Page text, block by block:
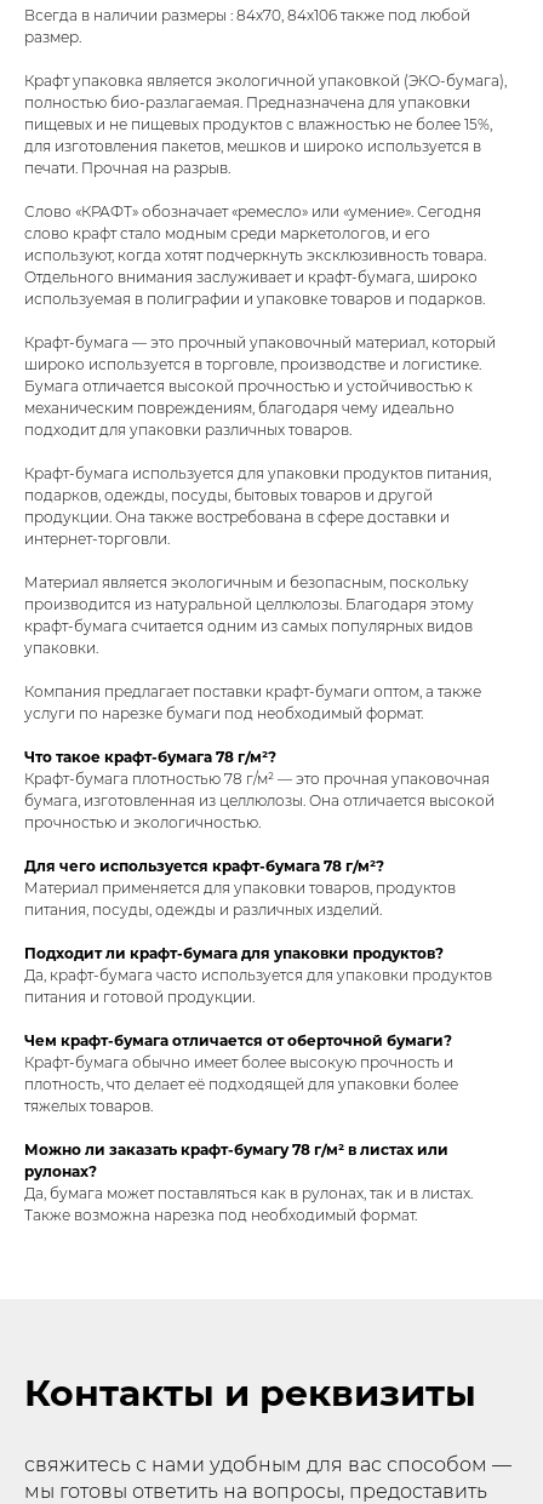
Всегда в наличии размеры : 84х70, 84х106 также под любой
размер.
Крафт упаковка является экологичной упаковкой (ЭКО-бумага),
полностью био-разлагаемая. Предназначена для упаковки
пищевых и не пищевых продуктов с влажностью не более 15%,
для изготовления пакетов, мешков и широко используется в
печати. Прочная на разрыв.
Слово «КРАФТ» обозначает «ремесло» или «умение». Сегодня
слово крафт стало модным среди маркетологов, и его
используют, когда хотят подчеркнуть эксклюзивность товара.
Отдельного внимания заслуживает и крафт-бумага, широко
используемая в полиграфии и упаковке товаров и подарков.
Крафт-бумага — это прочный упаковочный материал, который
широко используется в торговле, производстве и логистике.
Бумага отличается высокой прочностью и устойчивостью к
механическим повреждениям, благодаря чему идеально
подходит для упаковки различных товаров.
Крафт-бумага используется для упаковки продуктов питания,
подарков, одежды, посуды, бытовых товаров и другой
продукции. Она также востребована в сфере доставки и
интернет-торговли.
Материал является экологичным и безопасным, поскольку
производится из натуральной целлюлозы. Благодаря этому
крафт-бумага считается одним из самых популярных видов
упаковки.
Компания предлагает поставки крафт-бумаги оптом, а также
услуги по нарезке бумаги под необходимый формат.
Что такое крафт-бумага 78 г/м²?
Крафт-бумага плотностью 78 г/м² — это прочная упаковочная
бумага, изготовленная из целлюлозы. Она отличается высокой
прочностью и экологичностью.
Для чего используется крафт-бумага 78 г/м²?
Материал применяется для упаковки товаров, продуктов
питания, посуды, одежды и различных изделий.
Подходит ли крафт-бумага для упаковки продуктов?
Да, крафт-бумага часто используется для упаковки продуктов
питания и готовой продукции.
Чем крафт-бумага отличается от оберточной бумаги?
Крафт-бумага обычно имеет более высокую прочность и
плотность, что делает её подходящей для упаковки более
тяжелых товаров.
Можно ли заказать крафт-бумагу 78 г/м² в листах или
рулонах?
Да, бумага может поставляться как в рулонах, так и в листах.
Также возможна нарезка под необходимый формат.
Контакты и реквизиты
свяжитесь с нами удобным для вас способом —
мы готовы ответить на вопросы, предоставить